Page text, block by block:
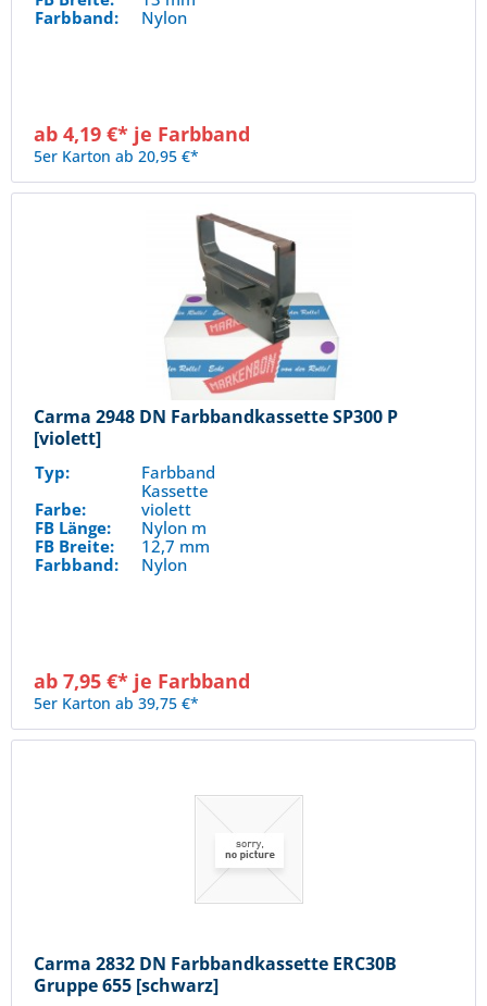
Farbband:
Nylon
ab 4,19 €* je Farbband
5er Karton ab 20,95 €*
Carma 2948 DN Farbbandkassette SP300 P
[violett]
Typ:
Farbband
Kassette
Farbe:
violett
FB Länge:
Nylon m
FB Breite:
12,7 mm
Farbband:
Nylon
ab 7,95 €* je Farbband
5er Karton ab 39,75 €*
Carma 2832 DN Farbbandkassette ERC30B
Gruppe 655 [schwarz]